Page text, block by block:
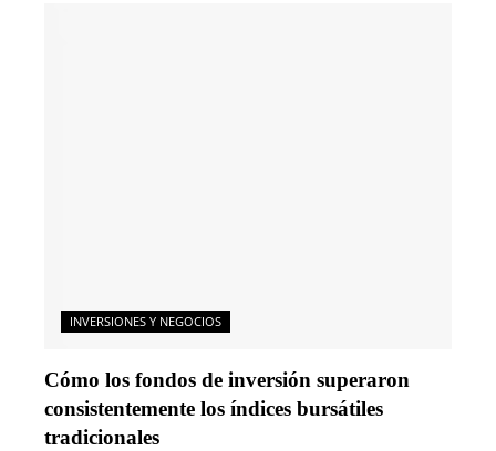
INVERSIONES Y NEGOCIOS
Cómo los fondos de inversión superaron
consistentemente los índices bursátiles
tradicionales